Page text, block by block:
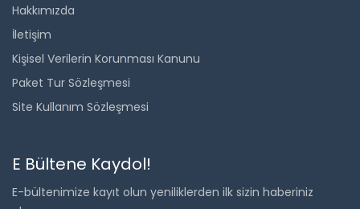
Hakkımızda
İletişim
Kişisel Verilerin Korunması Kanunu
Paket Tur Sözleşmesi
Site Kullanım Sözleşmesi
E Bültene Kaydol!
E-bültenimize kayıt olun yeniliklerden ilk sizin haberiniz